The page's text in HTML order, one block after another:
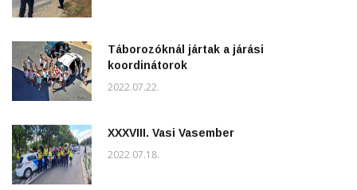
Táborozóknál jártak a járási
koordinátorok
2022.07.22.
XXXVIII. Vasi Vasember
2022.07.18.